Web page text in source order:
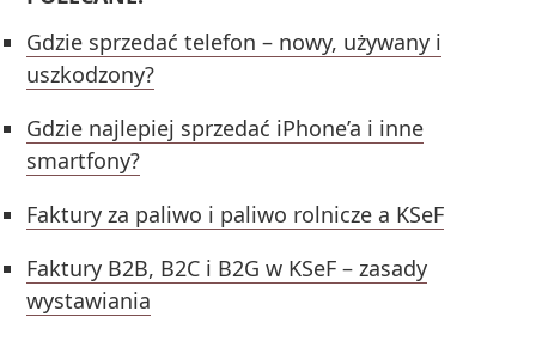
Gdzie sprzedać telefon – nowy, używany i
uszkodzony?
Gdzie najlepiej sprzedać iPhone’a i inne
smartfony?
Faktury za paliwo i paliwo rolnicze a KSeF
Faktury B2B, B2C i B2G w KSeF – zasady
wystawiania